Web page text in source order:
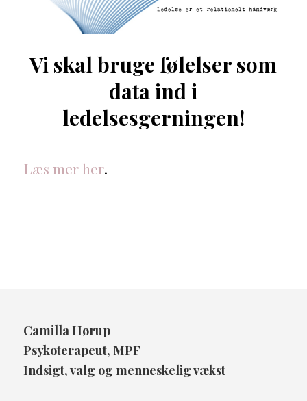
Vi skal bruge følelser som
data ind i
ledelsesgerningen!
Læs mer her.
Camilla Hørup
Psykoterapeut, MPF
Indsigt, valg og menneskelig vækst